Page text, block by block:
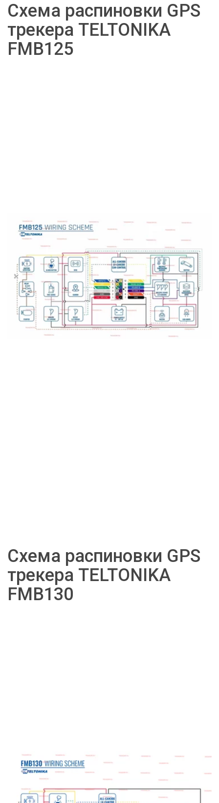
Схема распиновки GPS
трекера TELTONIKA
FMB125
Схема распиновки GPS
трекера TELTONIKA
FMB130